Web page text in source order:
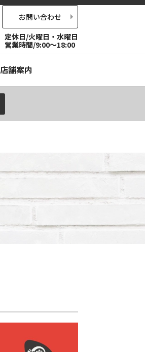
お問い合わせ
定休日/火曜日・水曜日
営業時間/9:00～18:00
店舗案内